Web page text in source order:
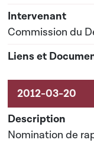
Commission du
Nomination de